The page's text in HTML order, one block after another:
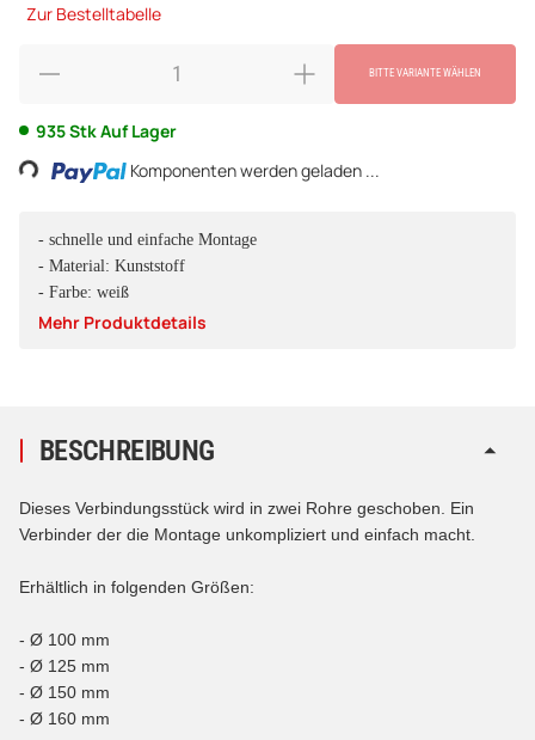
Zur Bestelltabelle
BITTE VARIANTE WÄHLEN
935 Stk Auf Lager
Loading... Komponenten werden geladen ...
- schnelle und einfache Montage
- Material: Kunststoff
- Farbe: weiß
Mehr Produktdetails
BESCHREIBUNG
Dieses Verbindungsstück wird in zwei Rohre geschoben. Ein
Verbinder der die Montage unkompliziert und einfach macht.
Erhältlich in folgenden Größen:
- Ø 100 mm
- Ø 125 mm
- Ø 150 mm
- Ø 160 mm